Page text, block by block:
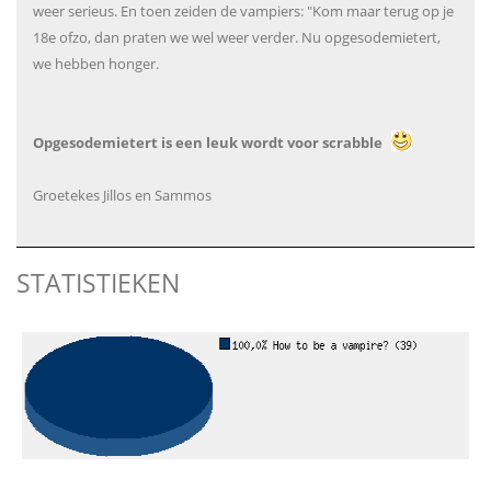
weer serieus. En toen zeiden de vampiers: "Kom maar terug op je
18e ofzo, dan praten we wel weer verder. Nu opgesodemietert,
we hebben honger.
Opgesodemietert is een leuk wordt voor scrabble
Groetekes Jillos en Sammos
STATISTIEKEN